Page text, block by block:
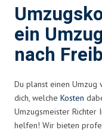
ein
nach
Du planst einen Umzug
dich, welche Kosten
Umzugsmeister Richter
helfen! Wir bieten